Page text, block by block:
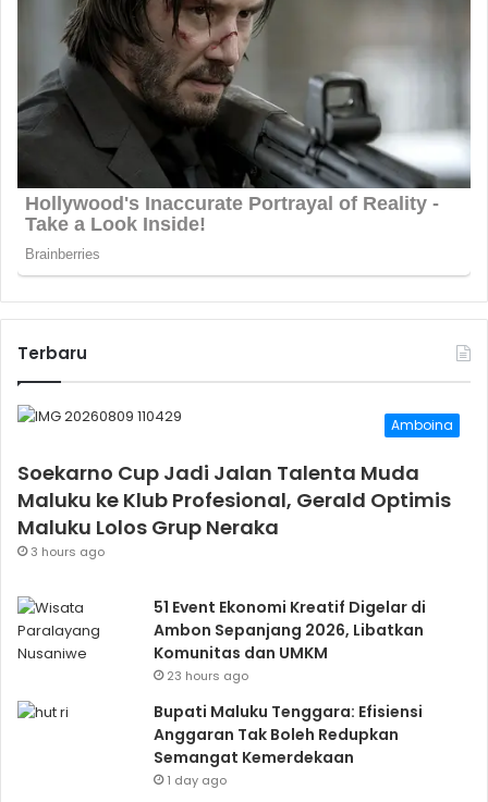
Terbaru
Amboina
Soekarno Cup Jadi Jalan Talenta Muda
Maluku ke Klub Profesional, Gerald Optimis
Maluku Lolos Grup Neraka
3 hours ago
51 Event Ekonomi Kreatif Digelar di
Ambon Sepanjang 2026, Libatkan
Komunitas dan UMKM
23 hours ago
Bupati Maluku Tenggara: Efisiensi
Anggaran Tak Boleh Redupkan
Semangat Kemerdekaan
1 day ago